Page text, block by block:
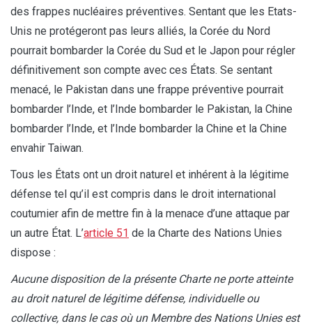
des frappes nucléaires préventives. Sentant que les Etats-
Unis ne protégeront pas leurs alliés, la Corée du Nord
pourrait bombarder la Corée du Sud et le Japon pour régler
définitivement son compte avec ces États. Se sentant
menacé, le Pakistan dans une frappe préventive pourrait
bombarder l’Inde, et l’Inde bombarder le Pakistan, la Chine
bombarder l’Inde, et l’Inde bombarder la Chine et la Chine
envahir Taiwan.
Tous les États ont un droit naturel et inhérent à la légitime
défense tel qu’il est compris dans le droit international
coutumier afin de mettre fin à la menace d’une attaque par
un autre État. L’article 51 de la Charte des Nations Unies
dispose :
Aucune disposition de la présente Charte ne porte atteinte
au droit naturel de légitime défense, individuelle ou
collective, dans le cas où un Membre des Nations Unies est